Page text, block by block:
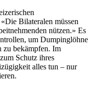
Bilateralen müssen
nützen.» Es
um Dumpinglöhne
zu bekämpfen. Im
Schutz ihres
alles tun – nur